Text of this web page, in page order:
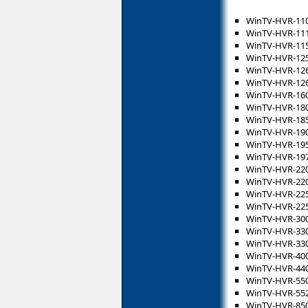
WinTV-HVR-
WinTV-HVR-
WinTV-HVR-
WinTV-HVR-
WinTV-HVR-
WinTV-HVR-
WinTV-HVR-
WinTV-HVR-
WinTV-HVR-
WinTV-HVR-
WinTV-HVR-
WinTV-HVR-
WinTV-HVR-
WinTV-HVR-
WinTV-HVR-
WinTV-HVR-
WinTV-HVR-
WinTV-HVR-
WinTV-HVR-
WinTV-HVR-
WinTV-HVR-
WinTV-HVR-
WinTV-HVR-
WinTV-HVR-